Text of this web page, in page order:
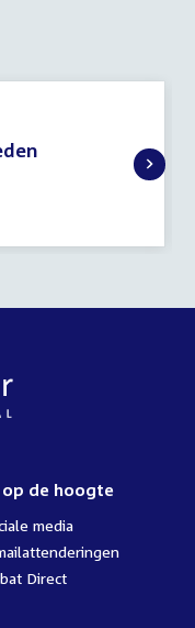
de hoogte
media
Direct